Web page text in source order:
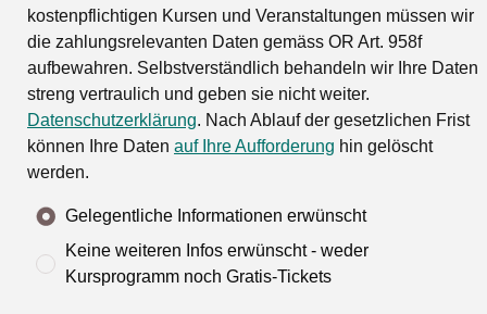
kostenpflichtigen Kursen und Veranstaltungen müssen wir
die zahlungsrelevanten Daten gemäss OR Art. 958f
aufbewahren. Selbstverständlich behandeln wir Ihre Daten
streng vertraulich und geben sie nicht weiter.
Datenschutzerklärung. Nach Ablauf der gesetzlichen Frist
können Ihre Daten auf Ihre Aufforderung hin gelöscht
werden.
Gelegentliche Informationen erwünscht
Keine weiteren Infos erwünscht - weder
Kursprogramm noch Gratis-Tickets